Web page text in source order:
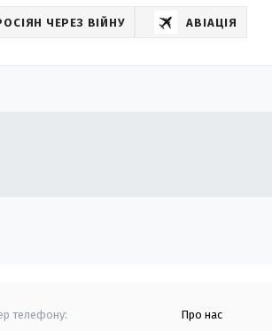
ЧЕРЕЗ ВІЙНУ АВІАЦІЯ
телефону: Про нас